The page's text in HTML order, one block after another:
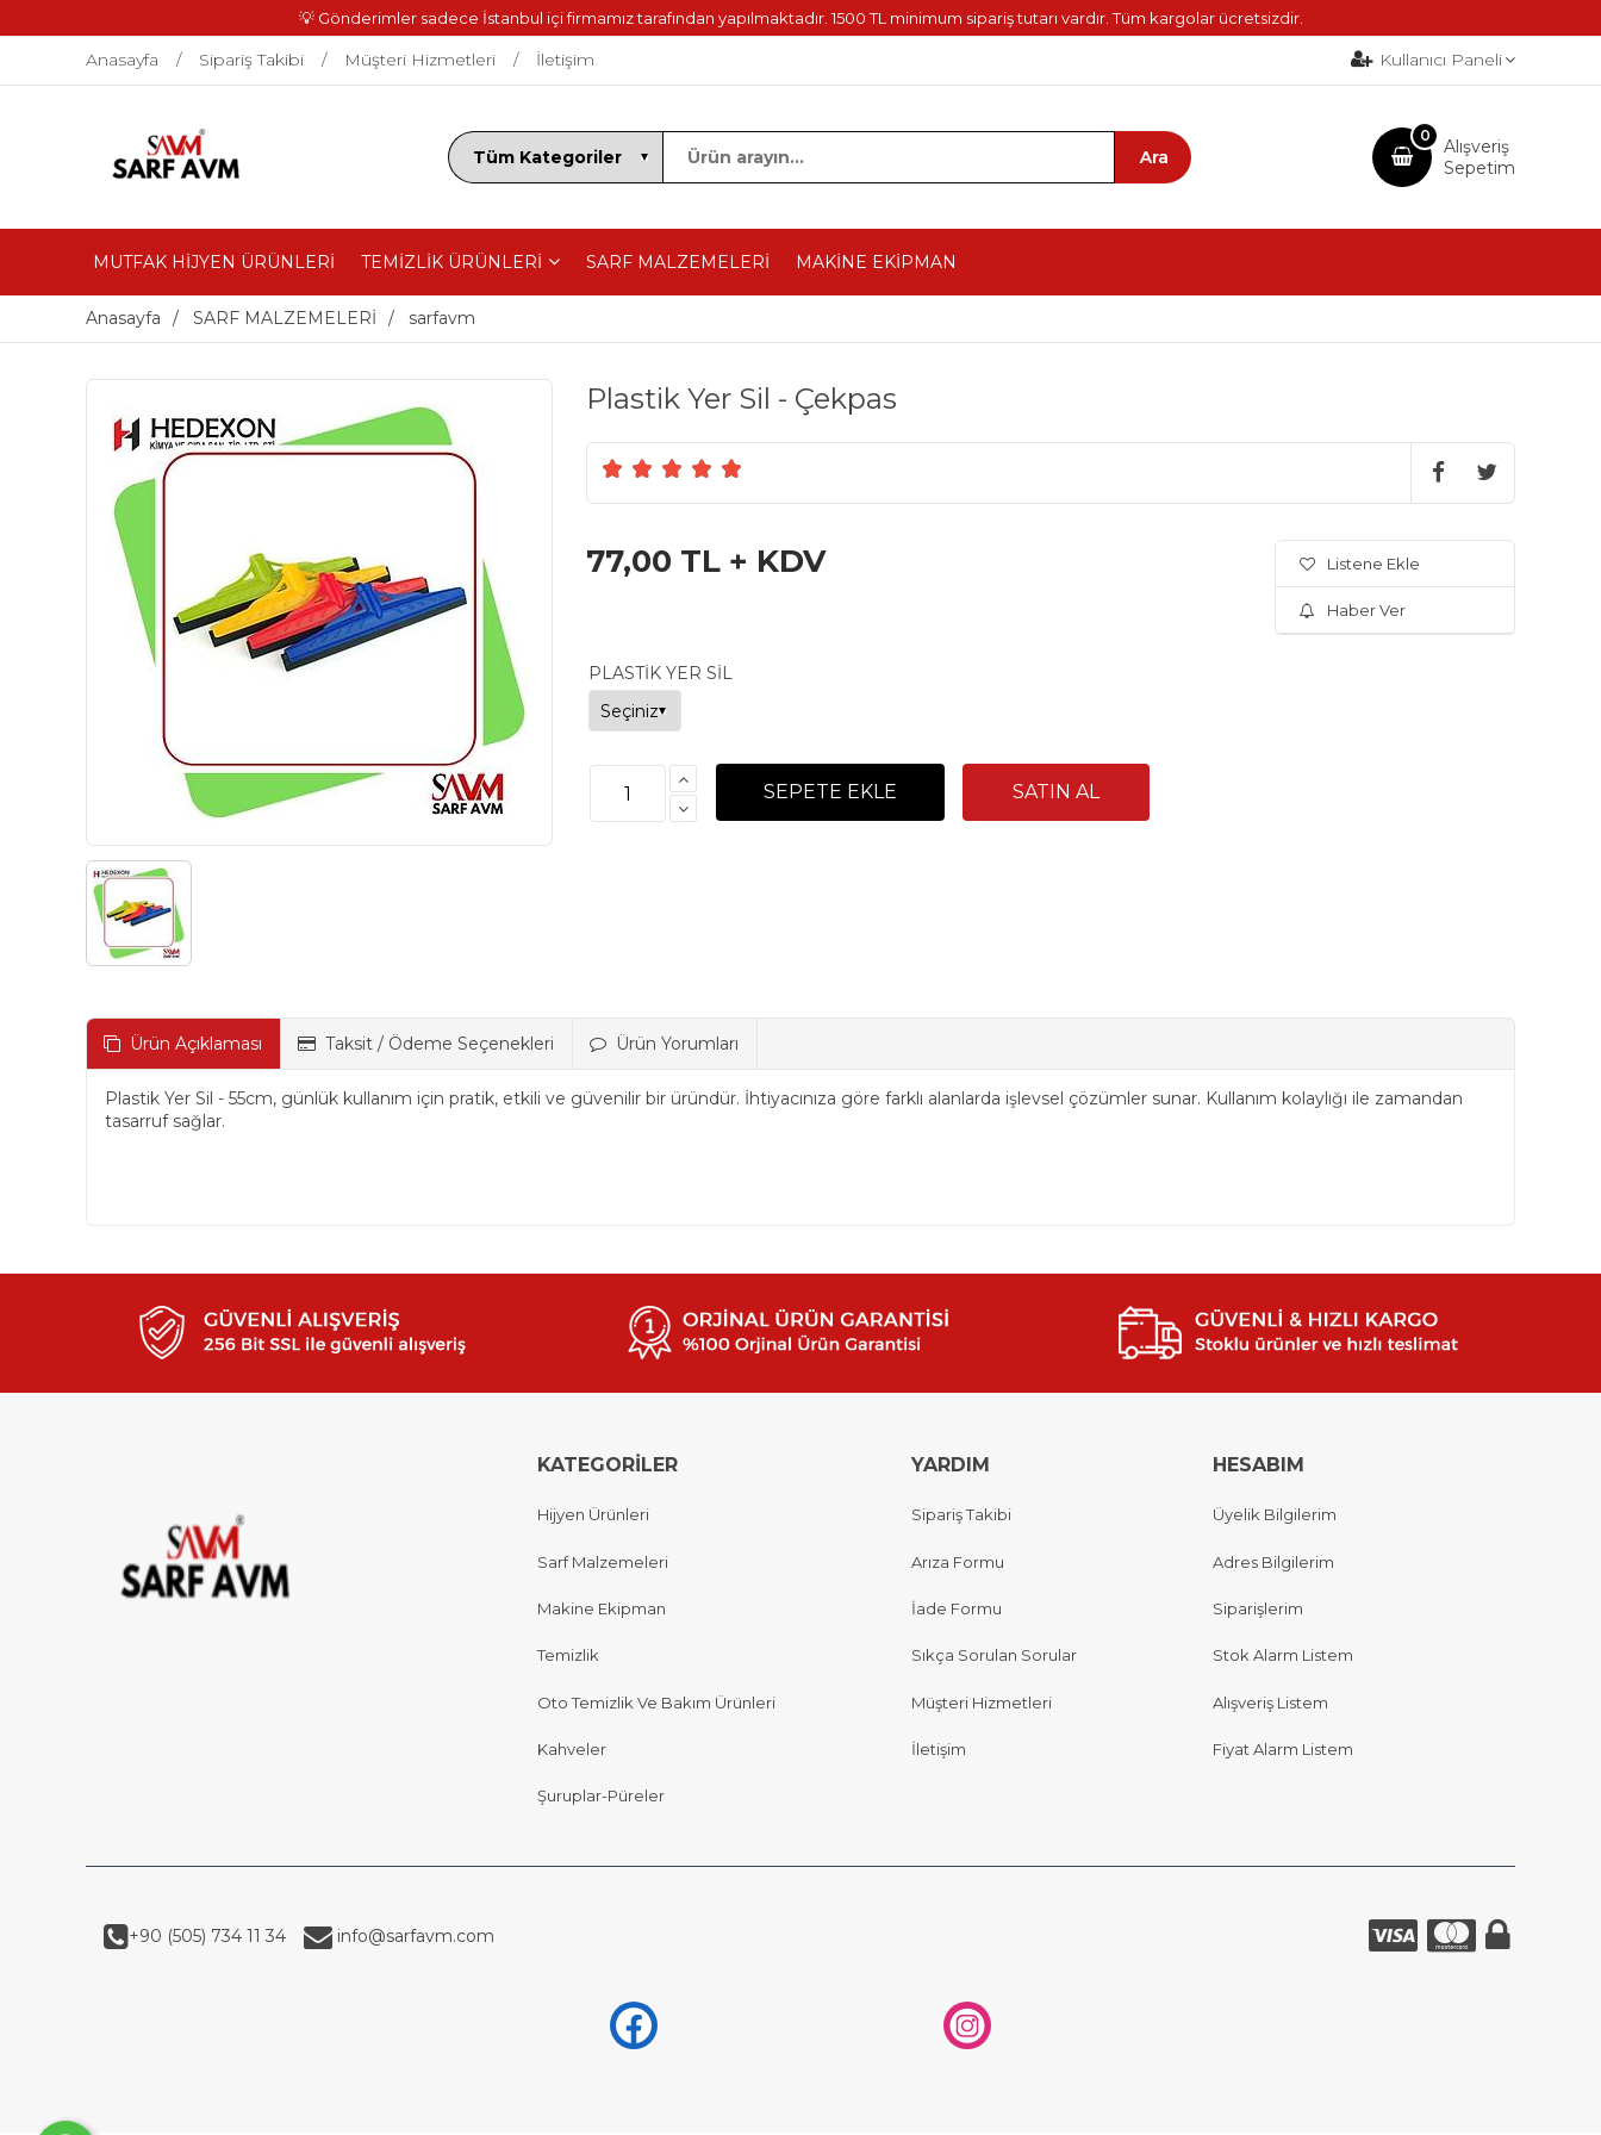
💡 Gönderimler sadece İstanbul içi firmamız tarafından yapılmaktadır. 1500 TL minimum sipariş tutarı vardır. Tüm kargolar ücretsizdir.
Anasayfa Sipariş Takibi Müşteri Hizmetleri İletişim Kullanıcı Paneli
Alışveriş
Sepetim
0
MUTFAK HİJYEN ÜRÜNLERİ TEMİZLİK ÜRÜNLERİ SARF MALZEMELERİ MAKİNE EKİPMAN
Anasayfa SARF MALZEMELERİ sarfavm
Plastik Yer Sil - Çekpas
77,00 TL + KDV
PLASTİK YER SİL
Listene Ekle
Haber Ver
Ürün Açıklaması Taksit / Ödeme Seçenekleri Ürün Yorumları
Plastik Yer Sil - 55cm, günlük kullanım için pratik, etkili ve güvenilir bir üründür. İhtiyacınıza göre farklı alanlarda işlevsel çözümler sunar. Kullanım kolaylığı ile zamandan
tasarruf sağlar.
KATEGORİLER
Hijyen Ürünleri
Sarf Malzemeleri
Makine Ekipman
Temizlik
Oto Temizlik Ve Bakım Ürünleri
Kahveler
Şuruplar-Püreler
YARDIM
Sipariş Takibi
Arıza Formu
İade Formu
Sıkça Sorulan Sorular
Müşteri Hizmetleri
İletişim
HESABIM
Üyelik Bilgilerim
Adres Bilgilerim
Siparişlerim
Stok Alarm Listem
Alışveriş Listem
Fiyat Alarm Listem
+90 (505) 734 11 34 info@sarfavm.com